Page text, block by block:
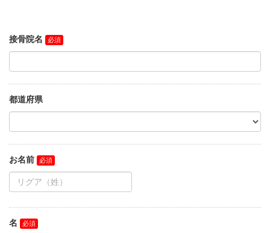
接骨院名
都道府県
お名前
名